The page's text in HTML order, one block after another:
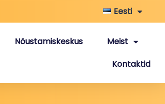
Eesti
Nõustamiskeskus
Meist
Kontaktid